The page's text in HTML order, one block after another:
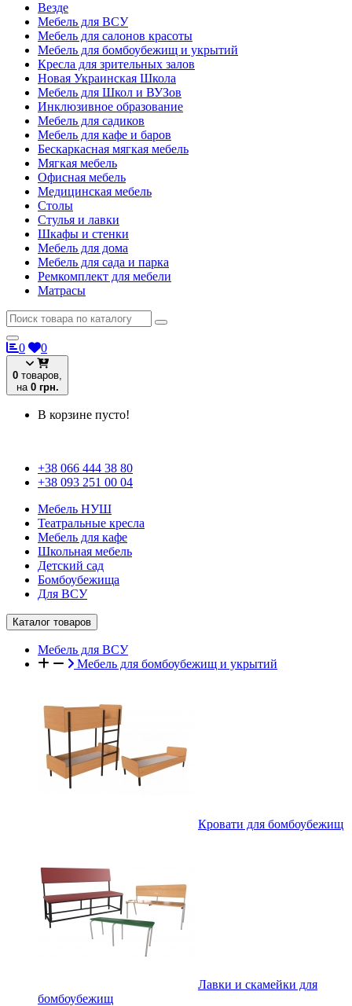
Везде
Мебель для ВСУ
Мебель для салонов красоты
Мебель для бомбоубежищ и укрытий
Кресла для зрительных залов
Новая Украинская Школа
Мебель для Школ и ВУЗов
Инклюзивное образование
Мебель для садиков
Мебель для кафе и баров
Бескаркасная мягкая мебель
Мягкая мебель
Офисная мебель
Медицинская мебель
Столы
Стулья и лавки
Шкафы и стенки
Мебель для дома
Мебель для сада и парка
Ремкомплект для мебели
Матрасы
0 0
0 товаров,
на 0 грн.
В корзине пусто!
+38 066 444 38 80
+38 093 251 00 04
Мебель НУШ
Театральные кресла
Мебель для кафе
Школьная мебель
Детский сад
Бомбоубежища
Для ВСУ
Каталог товаров
Мебель для ВСУ
Мебель для бомбоубежищ и укрытий
Кровати для бомбоубежищ
Лавки и скамейки для
бомбоубежищ